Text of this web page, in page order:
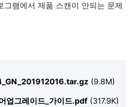
그램에서 제품 스캔이 안되는 문제
(9.8M)
업그레이드_가이드.pdf (317.9K)